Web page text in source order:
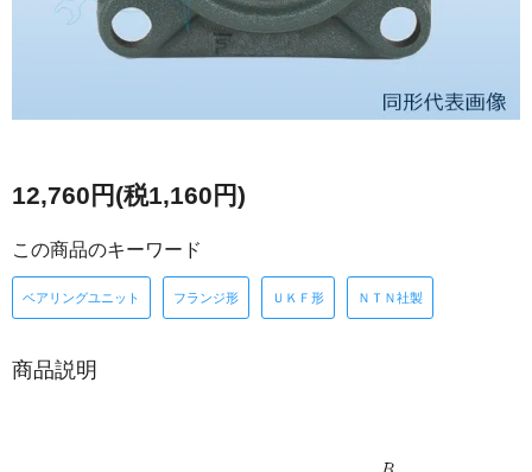
12,760円(税1,160円)
この商品のキーワード
ベアリングユニット フランジ形 ＵＫＦ形 ＮＴＮ社製
商品説明